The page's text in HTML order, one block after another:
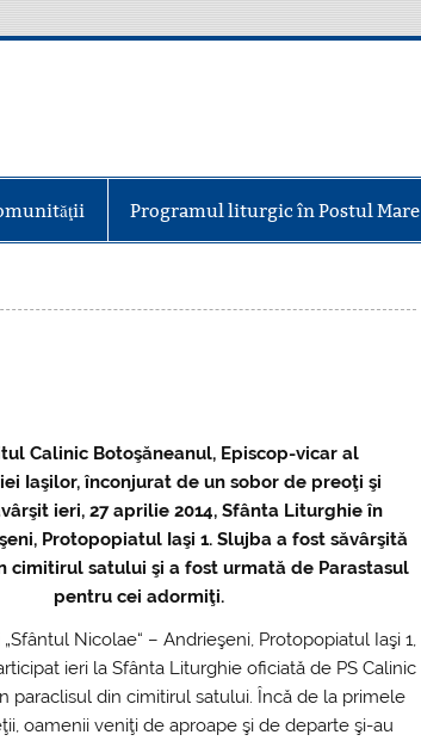
Programul liturgic în Postul Mare
l Calinic Botoşăneanul, Episcop-vicar al
Iaşilor, înconjurat de un sobor de preoţi şi
ieri, 27 aprilie 2014, Sfânta Liturghie în
Protopopiatul Iaşi 1. Slujba a fost săvârşită
cimitirul satului şi a fost urmată de Parastasul
pentru cei adormiţi.
„Sfântul Nicolae“ – Andrieşeni, Protopopiatul Iaşi 1,
ieri la Sfânta Liturghie oficiată de PS Calinic
paraclisul din cimitirul satului. Încă de la primele
oamenii veniţi de aproape şi de departe şi-au